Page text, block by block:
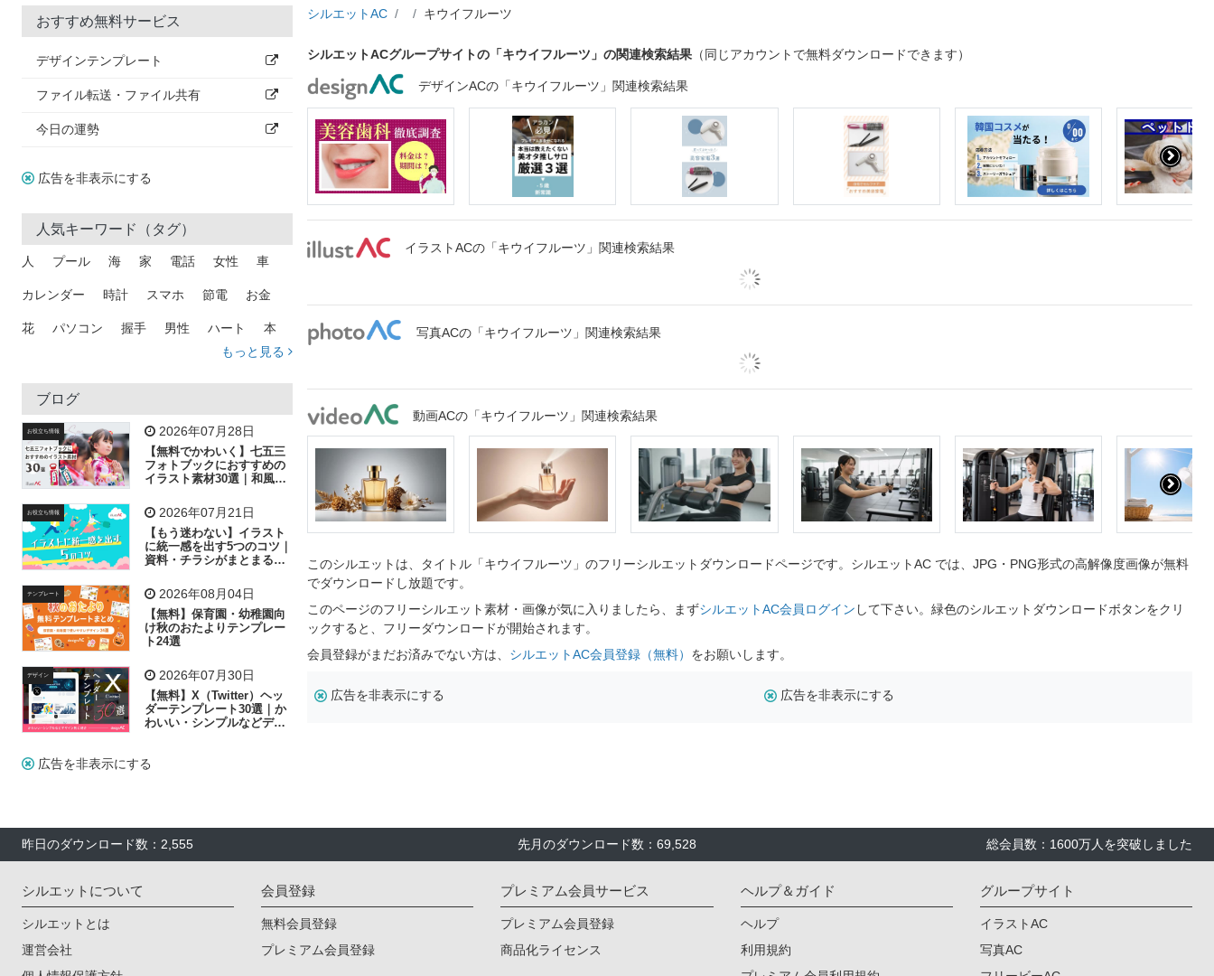
おすすめ無料サービス
デザインテンプレート
ファイル転送・ファイル共有
今日の運勢
広告を非表示にする
人気キーワード（タグ）
人 プール 海 家 電話 女性 車
カレンダー 時計 スマホ 節電 お金
花 パソコン 握手 男性 ハート 本
トラック 木
吹き出し
飛行機 グラフ ビル 魚 家族 書類
歩く 工場 会社 太陽 キラキラ
子供 作業員 相談 ピクトグラム
もっと見る
ブログ
お役立ち情報 2026年07月28日
【無料でかわいく】七五三
フォトブックにおすすめの
イラスト素材30選｜和風の
お役立ち情報 2026年07月21日
【もう迷わない】イラスト
に統一感を出す5つのコツ｜
資料・チラシがまとまるフ
テンプレート 2026年08月04日
【無料】保育園・幼稚園向
け秋のおたよりテンプレー
ト24選
デザイン 2026年07月30日
【無料】X（Twitter）ヘッ
ダーテンプレート30選｜か
わいい・シンプルなどデザ
広告を非表示にする
シルエットAC キウイフルーツ
シルエットACグループサイトの「キウイフルーツ」の関連検索結果 （同じアカウントで無料ダウンロードできます）
デザインACの「キウイフルーツ」関連検索結果
イラストACの「キウイフルーツ」関連検索結果
写真ACの「キウイフルーツ」関連検索結果
動画ACの「キウイフルーツ」関連検索結果
このシルエットは、タイトル「キウイフルーツ」のフリーシルエットダウンロードページです。シルエットAC では、JPG・PNG形式の高解像度画像が無料
でダウンロードし放題です。
このページのフリーシルエット素材・画像が気に入りましたら、まずシルエットAC会員ログイン して下さい。緑色のシルエットダウンロードボタンをクリ
ックすると、フリーダウンロードが開始されます。
会員登録がまだお済みでない方は、 シルエットAC会員登録（無料） をお願いします。
広告を非表示にする 広告を非表示にする
昨日のダウンロード数：2,555 先月のダウンロード数：69,528 総会員数：1600万人を突破しました
シルエットについて
シルエットとは
運営会社
会員登録
無料会員登録
プレミアム会員登録
プレミアム会員サービス
プレミアム会員登録
商品化ライセンス
ヘルプ＆ガイド
ヘルプ
利用規約
グループサイト
イラストAC
写真AC